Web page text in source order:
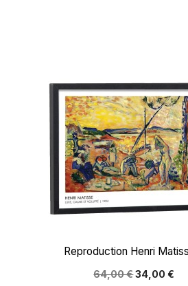
Aperçu rapide
Reproduction Henri
64,00 €34,00 €